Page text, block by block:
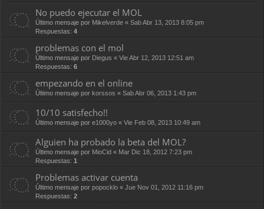
No puedo ejecutar el MOL
Último mensaje por Mikelverde « Sab Abr 13, 2013 8:05 pm
Respuestas: 4
problemas con el mol
Último mensaje por Diegus « Vie Abr 12, 2013 12:51 am
Respuestas: 6
empezando en el online
Último mensaje por korssos « Sab Abr 06, 2013 1:43 pm
10/10 satisfecho!!
Último mensaje por e1000yo « Vie Feb 08, 2013 10:49 am
Alguien ha probado la beta del MOL?
Último mensaje por MioCid « Mar Dic 18, 2012 7:23 pm
Respuestas: 1
Problemas activar cuenta
Último mensaje por popocklo « Jue Nov 01, 2012 11:16 pm
Respuestas: 2